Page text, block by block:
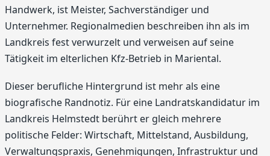
Handwerk, ist Meister, Sachverständiger und
Unternehmer. Regionalmedien beschreiben ihn als im
Landkreis fest verwurzelt und verweisen auf seine
Tätigkeit im elterlichen Kfz-Betrieb in Mariental.
Dieser berufliche Hintergrund ist mehr als eine
biografische Randnotiz. Für eine Landratskandidatur im
Landkreis Helmstedt berührt er gleich mehrere
politische Felder: Wirtschaft, Mittelstand, Ausbildung,
Verwaltungspraxis, Genehmigungen, Infrastruktur und